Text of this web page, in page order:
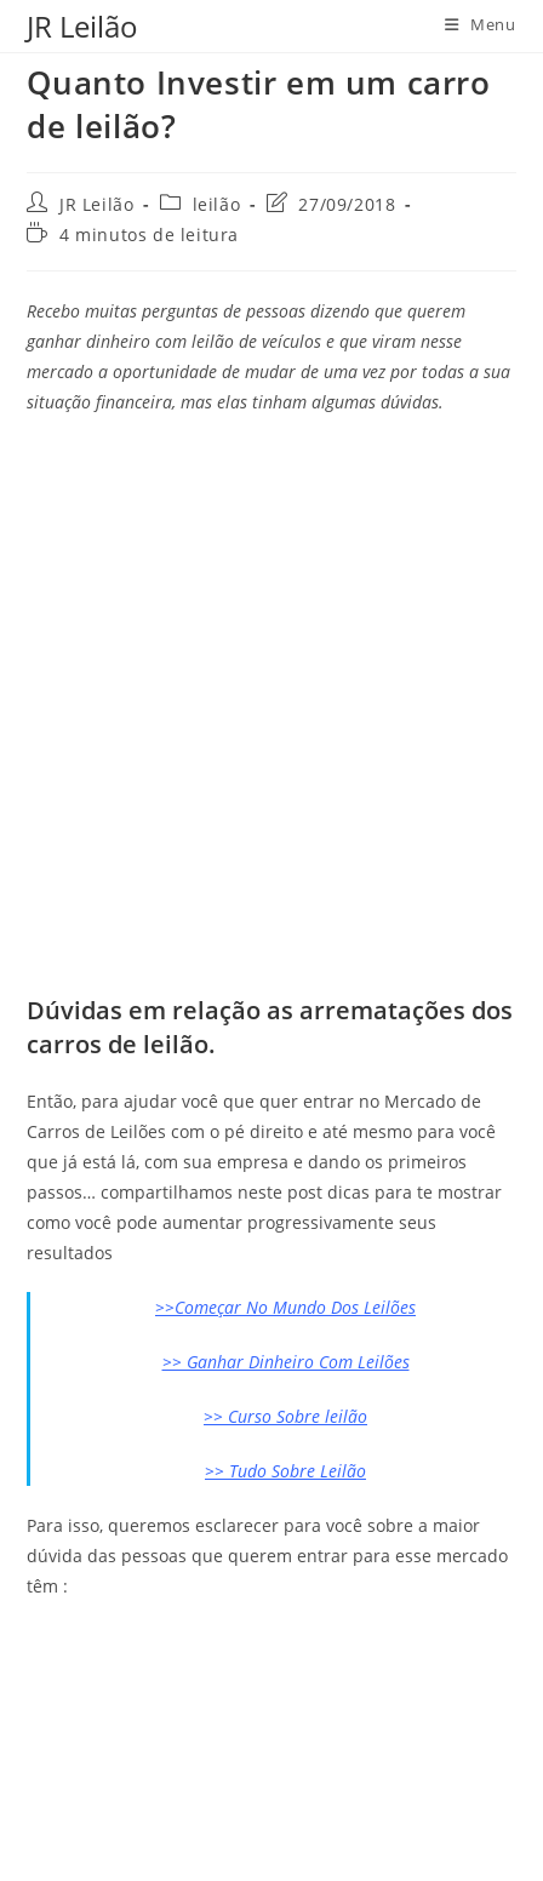
para
conteúdo
JR Leilão Menu
Quanto Investir em um carro
de leilão?
Autor
do
post:
JR Leilão
Categoria
do
post:
leilão
Última27/09/2018
Tempo4 minutos de leitura
Recebo muitas perguntas de pessoas dizendo que querem
ganhar dinheiro com leilão de veículos e que viram nesse
mercado a oportunidade de mudar de uma vez por todas a sua
situação financeira, mas elas tinham algumas dúvidas.
Dúvidas em relação as arrematações dos
carros de leilão.
Então, para ajudar você que quer entrar no Mercado de
Carros de Leilões com o pé direito e até mesmo para você
que já está lá, com sua empresa e dando os primeiros
passos… compartilhamos neste post dicas para te mostrar
como você pode aumentar progressivamente seus
resultados
>>Começar No Mundo Dos Leilões
>> Ganhar Dinheiro Com Leilões
>> Curso Sobre leilão
>> Tudo Sobre Leilão
Para isso, queremos esclarecer para você sobre a maior
dúvida das pessoas que querem entrar para esse mercado
têm :